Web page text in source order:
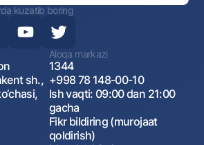
kuzatib boring
sh.,
Aloqa markazi
1344
+998 78 148-00-10
Ish vaqti: 09:00 dan 21:00
gacha
Fikr bildiring (murojaat
qoldirish)